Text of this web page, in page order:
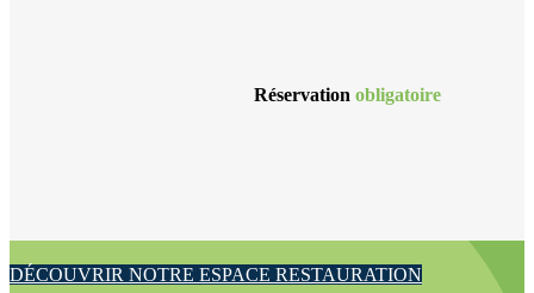
Réservation obligatoire
DÉCOUVRIR NOTRE ESPACE RESTAURATION